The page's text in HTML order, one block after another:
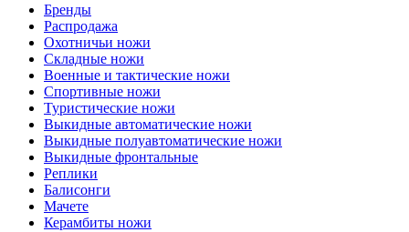
Бренды
Распродажа
Охотничьи ножи
Складные ножи
Военные и тактические ножи
Спортивные ножи
Туристические ножи
Выкидные автоматические ножи
Выкидные полуавтоматические ножи
Выкидные фронтальные
Реплики
Балисонги
Мачете
Керамбиты ножи